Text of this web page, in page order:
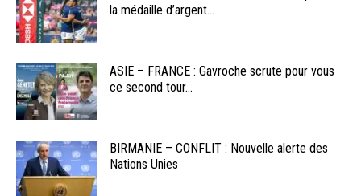
la médaille d’argent...
ASIE – FRANCE : Gavroche scrute pour vous
ce second tour...
BIRMANIE – CONFLIT : Nouvelle alerte des
Nations Unies